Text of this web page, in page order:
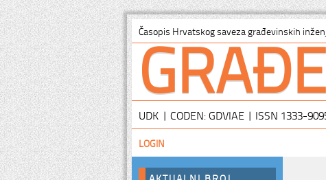
Časopis Hrvatskog saveza građevinskih
UDK | CODEN: GDVIAE | ISSN 1333-
LOGIN